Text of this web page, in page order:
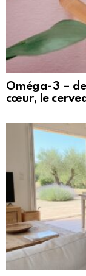
Oméga-3 –
cœur, le